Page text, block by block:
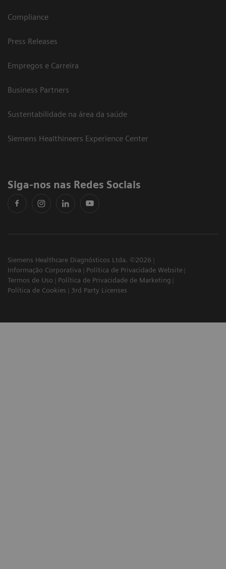
Compliance
Press Releases
Empregos e Carreira
Business Partners
Sustentabilidade na área da saúde
Siemens Healthineers Experience Center
Siga-nos nas Redes Sociais
Siemens Healthcare Diagnósticos Ltda. ©2026
Informação Corporativa
Política de Privacidade Website
Termos de Uso
Política de Privacidade de Marketing
Política de Cookies
3rd Party Licenses